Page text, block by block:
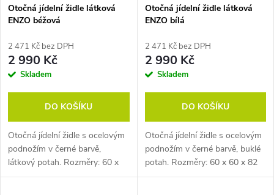
Otočná jídelní židle látková
ENZO béžová
2 471 Kč bez DPH
2 990 Kč
Skladem
DO KOŠÍKU
Otočná jídelní židle s ocelovým
podnožím v černé barvě,
látkový potah. Rozměry: 60 x
60 x 82 cm (h x š x v). Pozn.
Otočná jídelní židle látková
ENZO bílá
2 471 Kč bez DPH
2 990 Kč
Skladem
DO KOŠÍKU
Otočná jídelní židle s ocelovým
podnožím v černé barvě, buklé
potah. Rozměry: 60 x 60 x 82
cm (h x š x v). Pozn. Židle